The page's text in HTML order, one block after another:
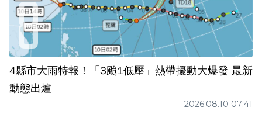
4縣市大雨特報！「3颱1低壓」熱帶擾動大爆發 最新
動態出爐
2026.08.10 07:41